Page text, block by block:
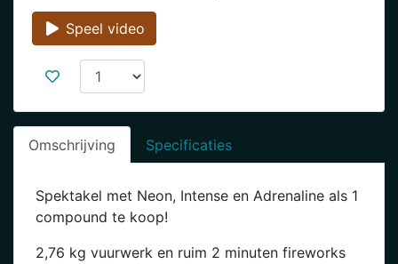
Speel video
Omschrijving Specificaties
Spektakel met Neon, Intense en Adrenaline als 1
compound te koop!
2,76 kg vuurwerk en ruim 2 minuten fireworks